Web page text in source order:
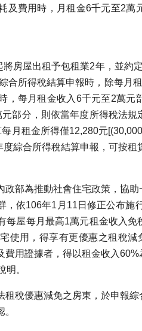
及費用時，月租金6千元至2萬
房屋出租予包租業2年，並約
合所得稅結算申報時，除每月
，每月租金收入6千元至2萬元
部分，則依當年度所得稅法
月租金所得僅12,280元
綜合所得稅結算申報，可按租
部為推動社會住宅政策，協
，依106年1月11日修正公布施
每屋每月最高1萬元租金收入
使用，得享有更優惠之租稅
費用證據者，得以租金收入
明。
租稅優惠減免之房東，於申報